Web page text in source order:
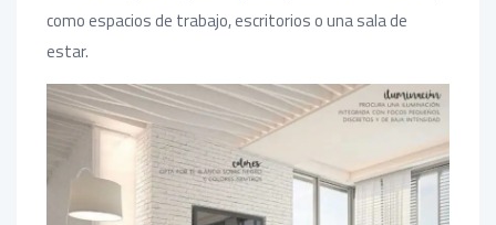
como espacios de trabajo, escritorios o una sala de
estar.